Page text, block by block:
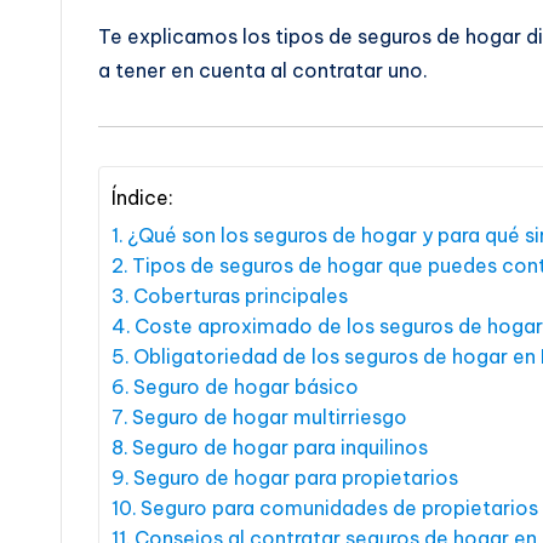
Te explicamos los tipos de seguros de hogar
a tener en cuenta al contratar uno.
Índice:
¿Qué son los seguros de hogar y para qué
Tipos de seguros de hogar que puedes
Coberturas principales
Coste aproximado de los seguros de
Obligatoriedad de los seguros de hogar
Seguro de hogar básico
Seguro de hogar multirriesgo
Seguro de hogar para inquilinos
Seguro de hogar para propietarios
Seguro para comunidades de propietarios